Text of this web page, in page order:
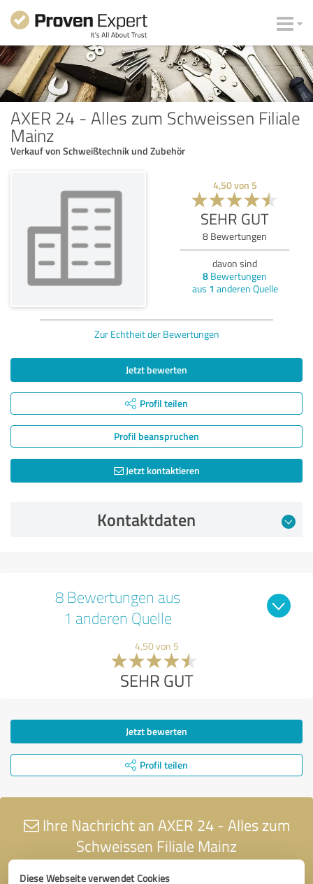
Diese Webseite verwendet Cookies
AXER 24 - Alles zum Schweissen Filiale
Mainz
Verkauf von Schweißtechnik und Zubehör
4,50von 5
SEHR GUT
8 Bewertungen
davon sind
8 Bewertungen
aus 1 anderen Quelle
Zur Echtheit der Bewertungen
Jetzt bewerten
Profil teilen
Profil beanspruchen
Jetzt kontaktieren
Kontaktdaten
8 Bewertungen aus
1 anderen Quelle
4,50 von 5
SEHR GUT
Jetzt bewerten
Profil teilen
Ihre Nachricht an AXER 24 - Alles zum
Schweissen Filiale Mainz